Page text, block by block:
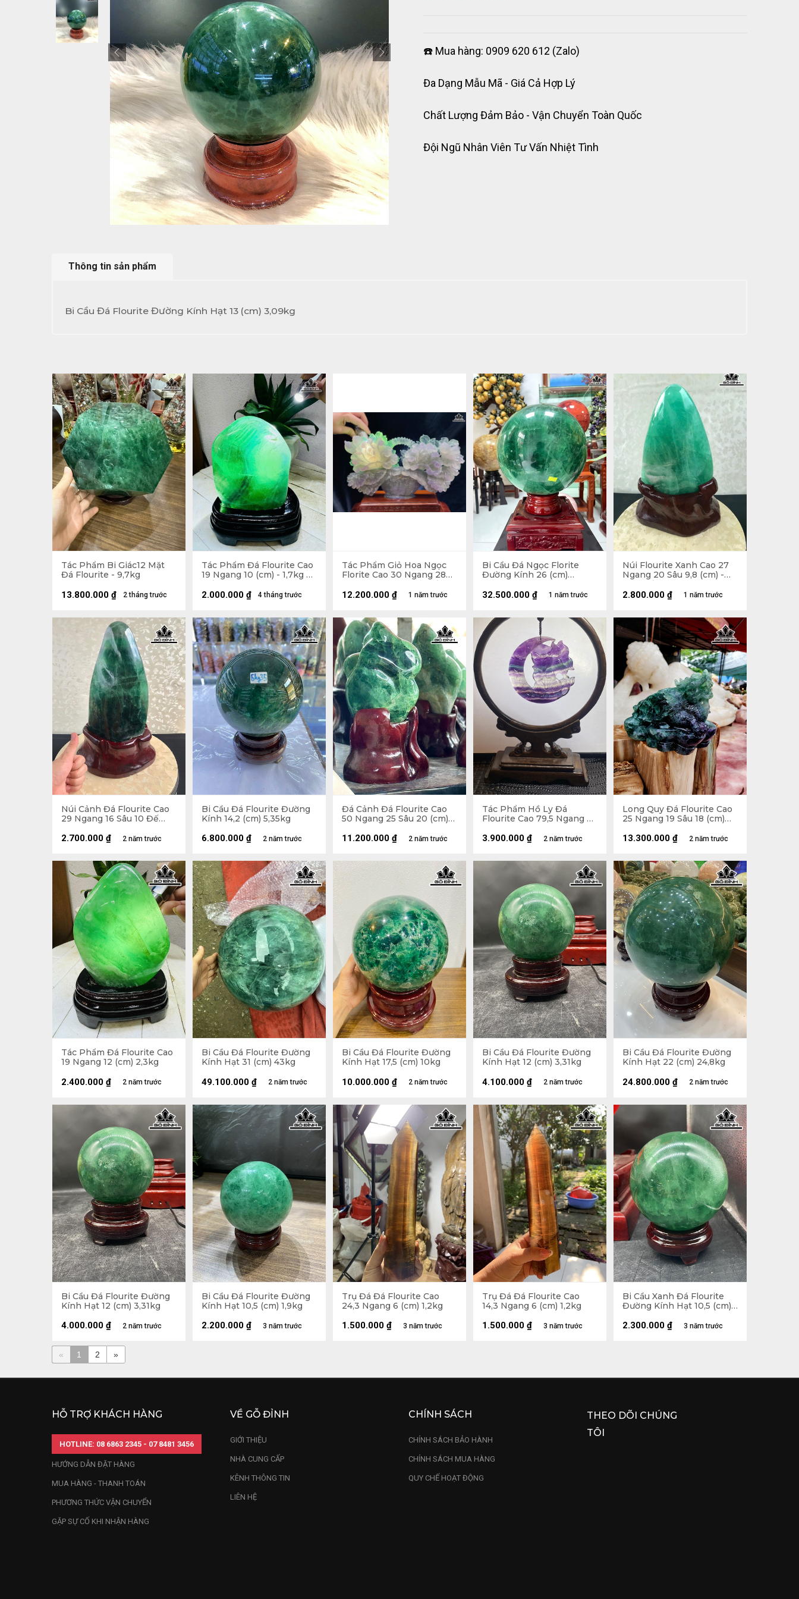
☎️ Mua hàng: 0909 620 612 (Zalo)
Đa Dạng Mẫu Mã - Giá Cả Hợp Lý
Chất Lượng Đảm Bảo - Vận Chuyển Toàn Quốc
Đội Ngũ Nhân Viên Tư Vấn Nhiệt Tình
Thông tin sản phẩm
Bi Cầu Đá Flourite Đường Kính Hạt 13 (cm) 3,09kg
Tác Phẩm Bi Giác12 Mặt
Đá Flourite - 9,7kg
2 tháng trước
13.800.000 ₫
Tác Phẩm Đá Flourite Cao
19 Ngang 10 (cm) - 1,7kg Cả
Đế
4 tháng trước
2.000.000 ₫
Tác Phẩm Giỏ Hoa Ngọc
Florite Cao 30 Ngang 28
Sâu 6 (cm) - Cao Cả Đế 38
(cm)
1 năm trước
12.200.000 ₫
Bi Cầu Đá Ngọc Florite
Đường Kính 26 (cm)
1 năm trước
32.500.000 ₫
Núi Flourite Xanh Cao 27
Ngang 20 Sâu 9,8 (cm) -
Lên Đế 37 (cm) - 6,88kg
1 năm trước
2.800.000 ₫
Núi Cảnh Đá Flourite Cao
29 Ngang 16 Sâu 10 Đế
2 năm trước
2.700.000 ₫
Bi Cầu Đá Flourite Đường
Kính 14,2 (cm) 5,35kg
2 năm trước
6.800.000 ₫
Đá Cảnh Đá Flourite Cao
50 Ngang 25 Sâu 20 (cm)
2 năm trước
11.200.000 ₫
Tác Phẩm Hồ Ly Đá
Flourite Cao 79,5 Ngang 78
2 năm trước
3.900.000 ₫
Long Quy Đá Flourite Cao
25 Ngang 19 Sâu 18 (cm)
2 năm trước
13.300.000 ₫
Tác Phẩm Đá Flourite Cao
19 Ngang 12 (cm) 2,3kg
2 năm trước
2.400.000 ₫
Bi Cầu Đá Flourite Đường
Kính Hạt 31 (cm) 43kg
2 năm trước
49.100.000 ₫
Bi Cầu Đá Flourite Đường
Kính Hạt 17,5 (cm) 10kg
2 năm trước
10.000.000 ₫
Bi Cầu Đá Flourite Đường
Kính Hạt 12 (cm) 3,31kg
2 năm trước
4.100.000 ₫
Bi Cầu Đá Flourite Đường
Kính Hạt 22 (cm) 24,8kg
2 năm trước
24.800.000 ₫
Bi Cầu Đá Flourite Đường
Kính Hạt 12 (cm) 3,31kg
2 năm trước
4.000.000 ₫
Bi Cầu Đá Flourite Đường
Kính Hạt 10,5 (cm) 1,9kg
3 năm trước
2.200.000 ₫
Trụ Đá Đá Flourite Cao
24,3 Ngang 6 (cm) 1,2kg
3 năm trước
1.500.000 ₫
Trụ Đá Đá Flourite Cao
14,3 Ngang 6 (cm) 1,2kg
3 năm trước
1.500.000 ₫
Bi Cầu Xanh Đá Flourite
Đường Kính Hạt 10,5 (cm)
3 năm trước
2.300.000 ₫
« 1 2 »
HỖ TRỢ KHÁCH HÀNG
HOTLINE: 08 6863 2345 - 07 8481 3456
HƯỚNG DẪN ĐẶT HÀNG
MUA HÀNG - THANH TOÁN
PHƯƠNG THỨC VẬN CHUYỂN
GẶP SỰ CỐ KHI NHẬN HÀNG
VỀ GỖ ĐỈNH
GIỚI THIỆU
NHÀ CUNG CẤP
KÊNH THÔNG TIN
LIÊN HỆ
CHÍNH SÁCH
CHÍNH SÁCH BẢO HÀNH
CHÍNH SÁCH MUA HÀNG
QUY CHẾ HOẠT ĐỘNG
THEO DÕI CHÚNG
TÔI